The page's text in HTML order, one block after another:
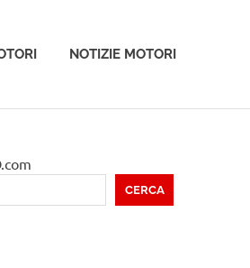
NOTIZIE MOTORI
CERCA